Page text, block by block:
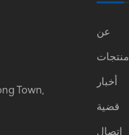
Town,
عن
منتجات
أخبار
قضية
اتصال